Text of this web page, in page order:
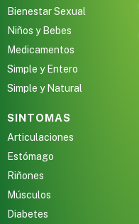
Bienestar Sexual
Niños y Bebes
Medicamentos
Simple y Entero
Simple y Natural
SINTOMAS
Articulaciones
Estómago
Riñones
Músculos
Diabetes